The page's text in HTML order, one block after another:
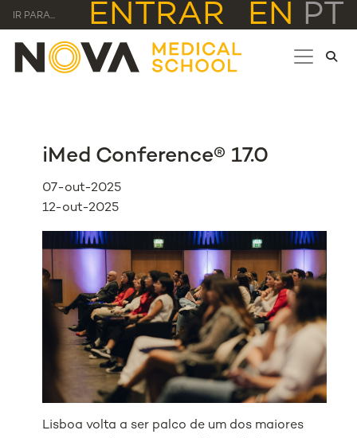
IR PARA... ENTRAR EN PT
iMed Conference® 17.0
07-out-2025
12-out-2025
Lisboa volta a ser palco de um dos maiores